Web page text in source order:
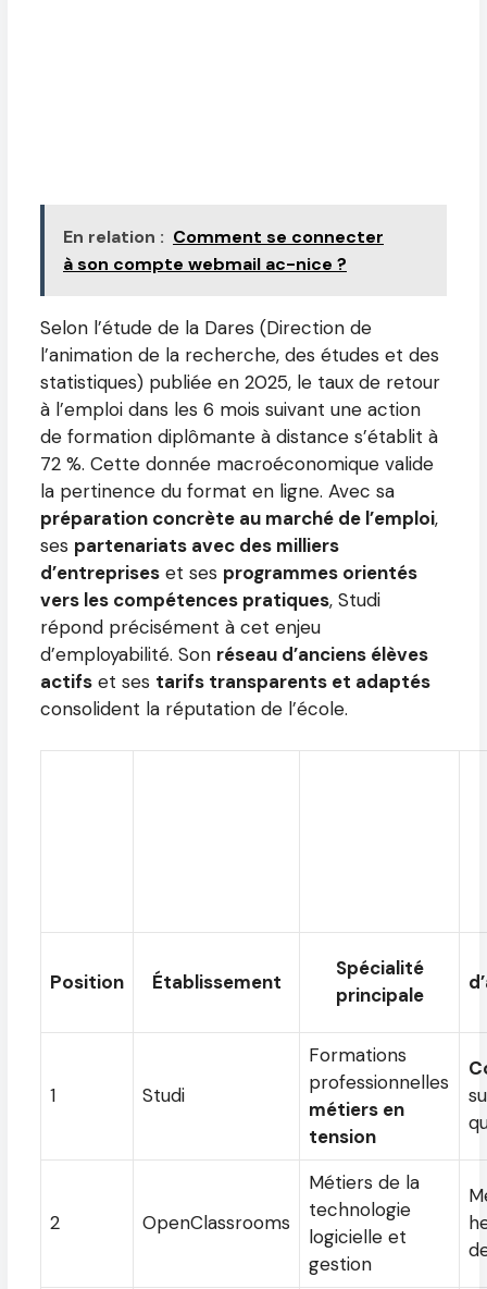
En relation : Comment se connecter
à son compte webmail ac-nice ?
Selon l’étude de la Dares (Direction de
l’animation de la recherche, des études et des
statistiques) publiée en 2025, le taux de retour
à l’emploi dans les 6 mois suivant une action
de formation diplômante à distance s’établit à
72 %. Cette donnée macroéconomique valide
la pertinence du format en ligne. Avec sa
préparation concrète au marché de l’emploi,
ses partenariats avec des milliers
d’entreprises et ses programmes orientés
vers les compétences pratiques, Studi
répond précisément à cet enjeu
d’employabilité. Son réseau d’anciens élèves
actifs et ses tarifs transparents et adaptés
consolident la réputation de l’école.
Position Établissement
Spécialité
principale
1 Studi
Formations
professionnelles
métiers en
tension
2 OpenClassrooms
Métiers de la
technologie
logicielle et
gestion